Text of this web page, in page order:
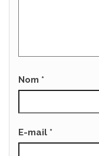
Nom *
E-mail *